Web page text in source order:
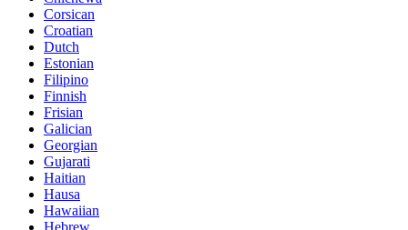
Corsican
Croatian
Dutch
Estonian
Filipino
Finnish
Frisian
Galician
Georgian
Gujarati
Haitian
Hausa
Hawaiian
Hebrew